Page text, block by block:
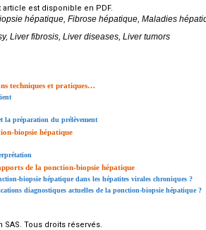
est disponible en PDF.
hépatique, Fibrose hépatique, Maladies
Liver fibrosis, Liver diseases, Liver tumors
techniques et pratiques…
la préparation du prélèvement
biopsie hépatique
de la ponction-biopsie hépatique
biopsie hépatique dans les hépatites virales chroniques ?
diagnostiques actuelles de la ponction-biopsie hépatique ?
Tous droits réservés.